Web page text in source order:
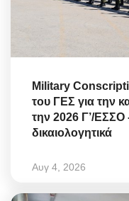
Military
του ΓΕΣ για την
την 2026 Γ’/ΕΣΣΟ
δικαιολογητικά
Αυγ 4, 2026